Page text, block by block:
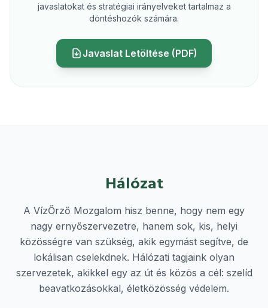
javaslatokat és stratégiai irányelveket tartalmaz a
döntéshozók számára.
Javaslat Letöltése (PDF)
Hálózat
A VízŐrző Mozgalom hisz benne, hogy nem egy
nagy ernyőszervezetre, hanem sok, kis, helyi
közösségre van szükség, akik egymást segítve, de
lokálisan cselekdnek. Hálózati tagjaink olyan
szervezetek, akikkel egy az út és közös a cél: szelíd
beavatkozásokkal, életközösség védelem.